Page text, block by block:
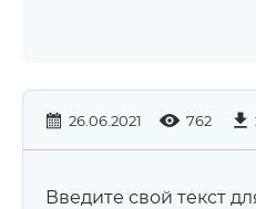
26.06.2021 762
Введите свой текст